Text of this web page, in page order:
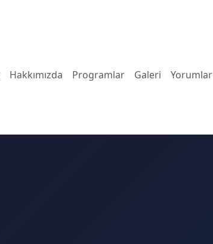
Hakkımızda Programlar Galeri Yorumlar